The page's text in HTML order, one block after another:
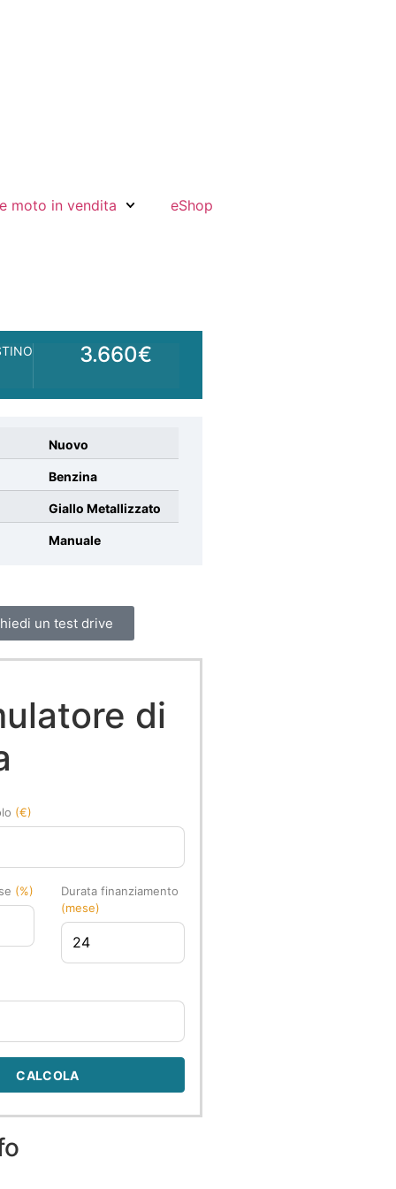
moto in vendita eShop
3.660€
Nuovo
Benzina
Giallo Metallizzato
Manuale
un test drive
di
(€)
(%)
Durata finanziamento
(mese)
CALCOLA